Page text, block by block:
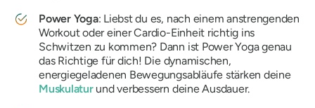
Power Yoga: Liebst du es, nach einem anstrengenden
Workout oder einer Cardio-Einheit richtig ins
Schwitzen zu kommen? Dann ist Power Yoga genau
das Richtige für dich! Die dynamischen,
energiegeladenen Bewegungsabläufe stärken deine
Muskulaturund verbessern deine Ausdauer.